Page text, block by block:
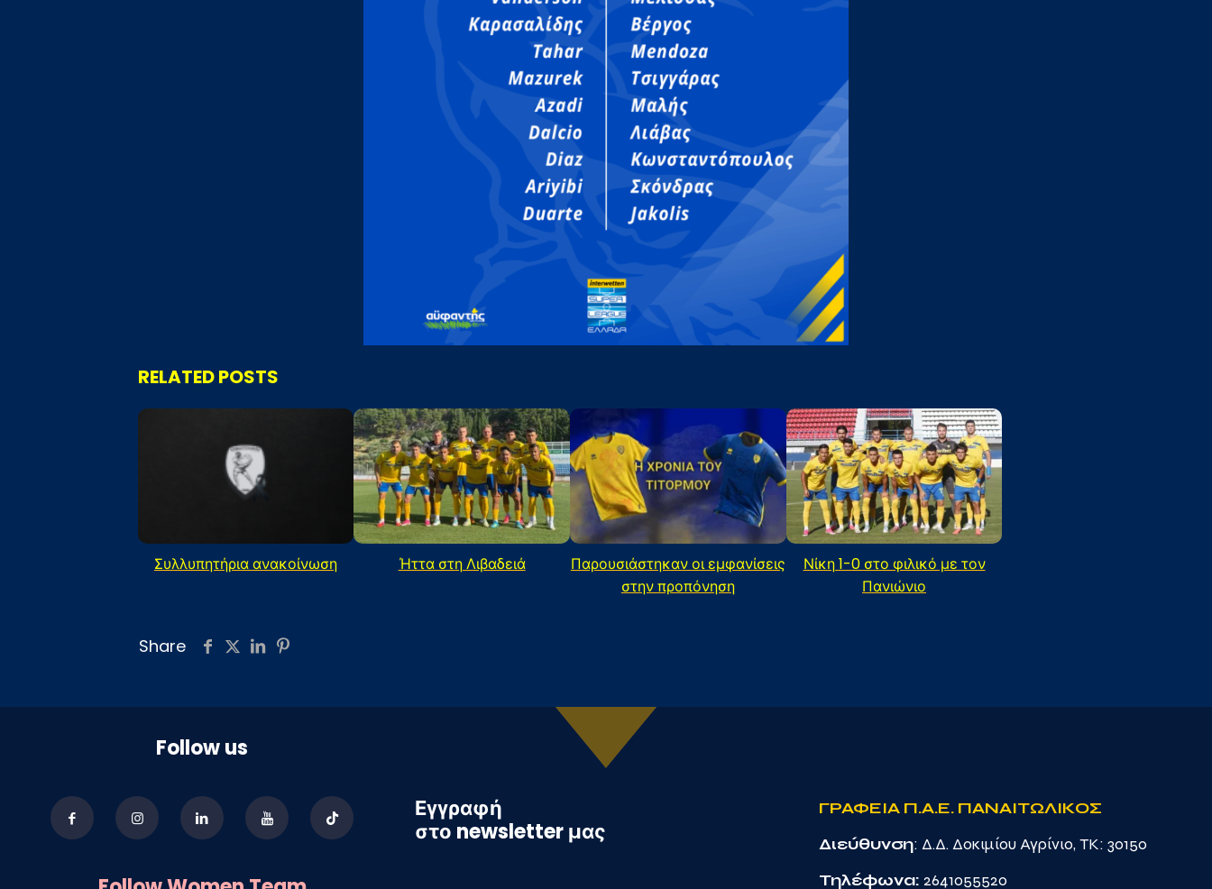
RELATED POSTS
Συλλυπητήρια ανακοίνωση Ήττα στη Λιβαδειά
Παρουσιάστηκαν οι εμφανίσεις
στην προπόνηση
Νίκη 1-0 στο φιλικό με τον
Πανιώνιο
Share
Follow us
Εγγραφή
στο newsletter μας
ΓΡΑΦΕΙΑ Π.Α.Ε. ΠΑΝΑΙΤΩΛΙΚΟΣ
Διεύθυνση: Δ.Δ. Δοκιμίου Αγρίνιο, TK: 30150
Τηλέφωνα: 2641055520